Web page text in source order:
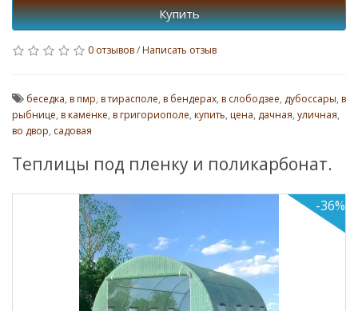
Купить
0 отзывов/Написать отзыв
беседка, в пмр, в тирасполе, в бендерах, в слободзее, дубоссары, в
рыбнице, в каменке, в григориополе, купить, цена, дачная, уличная,
во двор, садовая
Теплицы под пленку и поликарбонат.
-36%